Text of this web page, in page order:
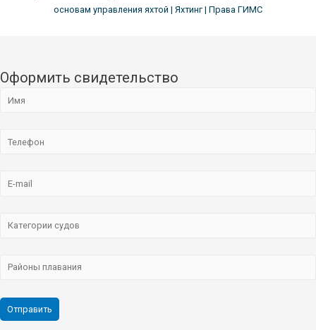
основам управления яхтой | Яхтинг | Права ГИМС
Оформить свидетельство